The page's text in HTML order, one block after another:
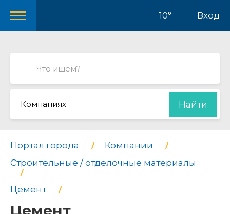
10° Вход
Компаниях Найти
Портал города
Компании
Строительные / отделочные материалы
Цемент
Цемент